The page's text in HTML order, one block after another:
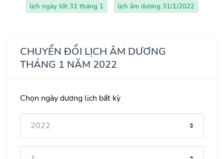
lịch ngày tốt 31 tháng 1
lịch âm dương 31/1/2022
CHUYỂN ĐỔI LỊCH ÂM DƯƠNG
THÁNG 1 NĂM 2022
Chọn ngày dương lịch bất kỳ